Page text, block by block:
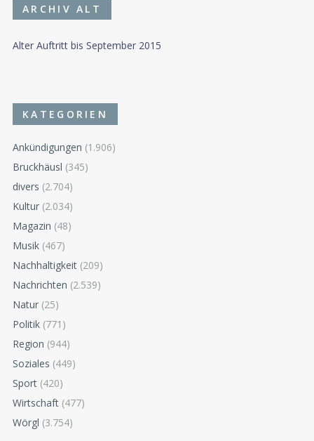
ARCHIV ALT
Alter Auftritt bis September 2015
KATEGORIEN
Ankündigungen (1.906)
Bruckhäusl (345)
divers (2.704)
Kultur (2.034)
Magazin (48)
Musik (467)
Nachhaltigkeit (209)
Nachrichten (2.539)
Natur (25)
Politik (771)
Region (944)
Soziales (449)
Sport (420)
Wirtschaft (477)
Wörgl (3.754)